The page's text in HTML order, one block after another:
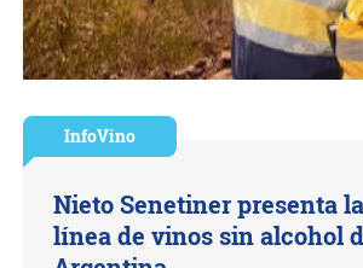
InfoVino
Nieto Senetiner presenta
línea de vinos sin alcohol